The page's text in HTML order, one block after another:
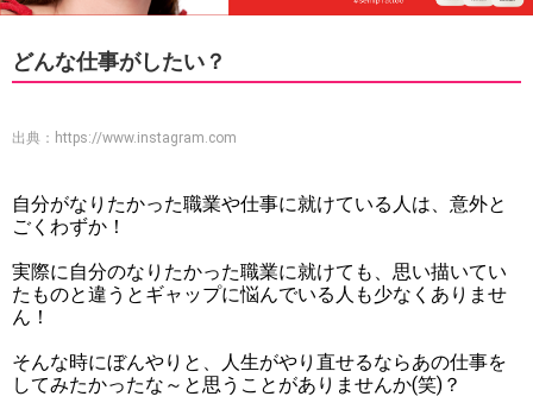
どんな仕事がしたい？
出典： https://www.instagram.com
自分がなりたかった職業や仕事に就けている人は、意外と
ごくわずか！
実際に自分のなりたかった職業に就けても、思い描いてい
たものと違うとギャップに悩んでいる人も少なくありませ
ん！
そんな時にぼんやりと、人生がやり直せるならあの仕事を
してみたかったな～と思うことがありませんか(笑)？